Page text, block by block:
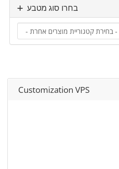
בחרו סוג מטבע
Customization VPS